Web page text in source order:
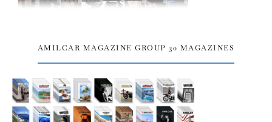
AMILCAR MAGAZINE GROUP 30 MAGAZINES